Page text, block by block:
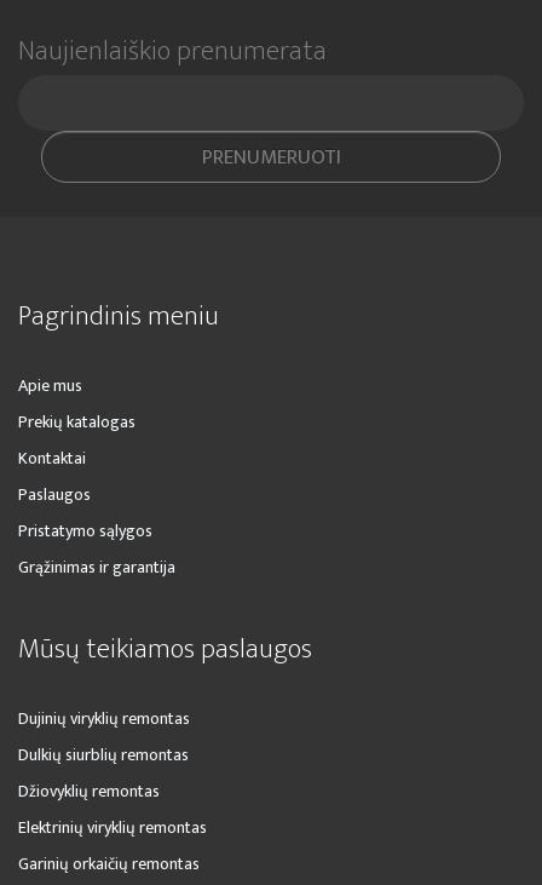
Naujienlaiškio prenumerata
PRENUMERUOTI
Pagrindinis meniu
Apie mus
Prekių katalogas
Kontaktai
Paslaugos
Pristatymo sąlygos
Grąžinimas ir garantija
Mūsų teikiamos paslaugos
Dujinių viryklių remontas
Dulkių siurblių remontas
Džiovyklių remontas
Elektrinių viryklių remontas
Garinių orkaičių remontas